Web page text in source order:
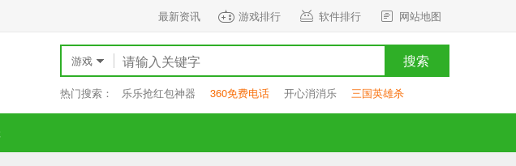
最新资讯 游戏排行 软件排行 网站地图
游戏 搜索
热门搜索： 乐乐抢红包神器 360免费电话 开心消消乐 三国英雄杀